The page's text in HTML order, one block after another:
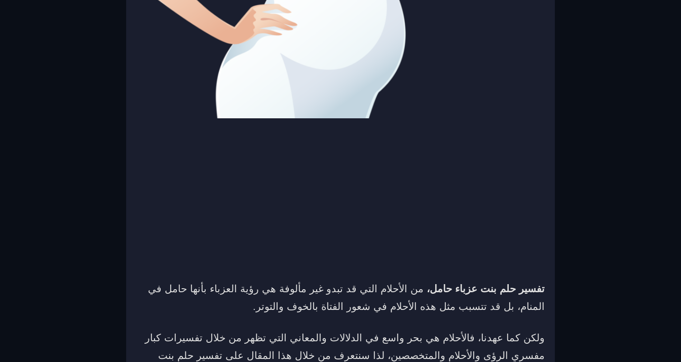
تفسير حلم بنت عزباء حامل، من الأحلام التي قد تبدو غير مألوفة هي رؤية العزباء بأنها حامل في
المنام، بل قد تتسبب مثل هذه الأحلام في شعور الفتاة بالخوف والتوتر.
ولكن كما عهدنا، فالأحلام هي بحر واسع في الدلالات والمعاني التي تظهر من خلال تفسيرات كبار
مفسري الرؤى والأحلام والمتخصصين، لذا سنتعرف من خلال هذا المقال على تفسير حلم بنت